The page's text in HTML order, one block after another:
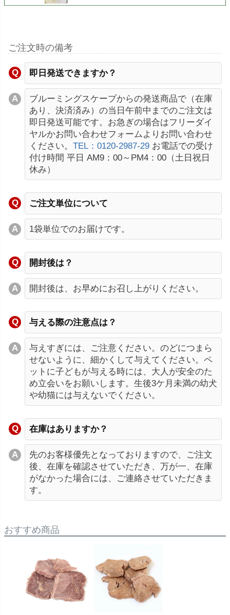
ご注文時の備考
即日発送できますか？
ブルーミングスケープからの発送商品で（在庫
あり、決済済み）の当日午前中までのご注文は
即日発送可能です。お急ぎの場合はフリーダイ
ヤルかお問い合わせフォームよりお問い合わせ
ください。 TEL：0120-2987-29 お電話での受け
付け時間 平日 AM9：00～PM4：00（土日祝日
休み）
ご注文単位について
1袋単位でのお届けです。
開封後は？
開封後は、お早めにお召し上がりください。
与える際の注意点は？
与えすぎには、ご注意ください。のどにつまら
せないように、細かくして与えてください。ペ
ットに子どもが与える時には、大人が安全のた
め立会いをお願いします。生後3ケ月未満の幼犬
や幼猫には与えないでください。
在庫はありますか？
先のお客様優先となっておりますので、ご注文
後、在庫を確認させていただき、万が一、在庫
がなかった場合には、ご連絡させていただきま
す。
おすすめ商品